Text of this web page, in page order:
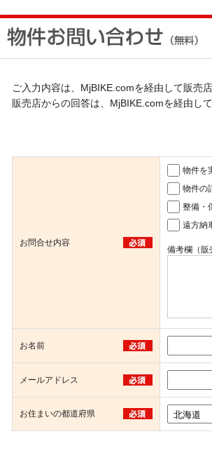
ご入力内容は、MjBIKE.comを経由して販売
販売店からの回答は、MjBIKE.comを経由して
お問合せ内容
物件を
物件の
整備・
遠方納
備考欄（販
お名前
メールアドレス
お住まいの都道府県